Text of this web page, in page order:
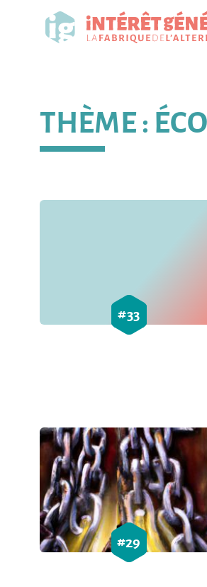
THÈME :
#33
#29